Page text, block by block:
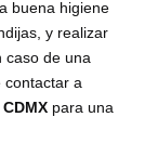
buena higiene
y realizar
caso de una
contactar a
para una